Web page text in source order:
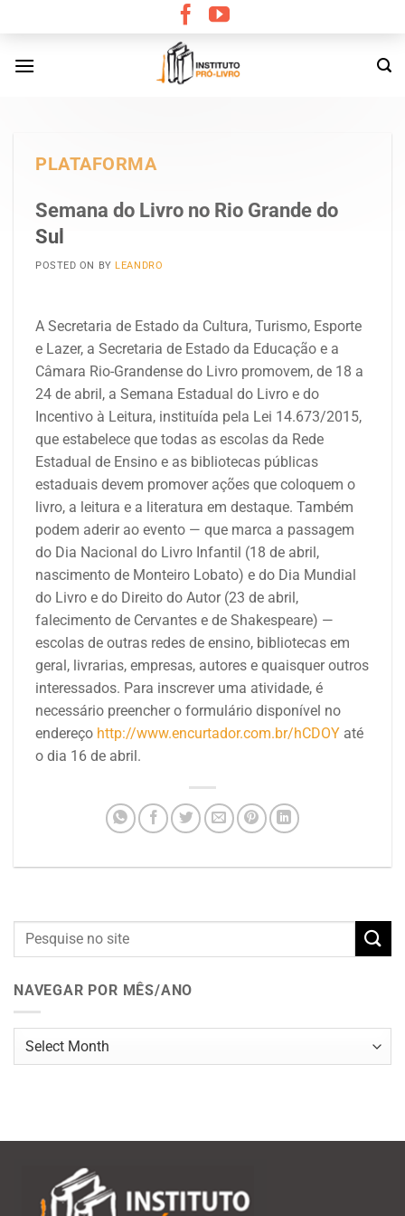
content
PLATAFORMA
Semana do Livro no Rio Grande do
Sul
POSTED ON BY LEANDRO
A Secretaria de Estado da Cultura, Turismo, Esporte
e Lazer, a Secretaria de Estado da Educação e a
Câmara Rio-Grandense do Livro promovem, de 18 a
24 de abril, a Semana Estadual do Livro e do
Incentivo à Leitura, instituída pela Lei 14.673/2015,
que estabelece que todas as escolas da Rede
Estadual de Ensino e as bibliotecas públicas
estaduais devem promover ações que coloquem o
livro, a leitura e a literatura em destaque. Também
podem aderir ao evento — que marca a passagem
do Dia Nacional do Livro Infantil (18 de abril,
nascimento de Monteiro Lobato) e do Dia Mundial
do Livro e do Direito do Autor (23 de abril,
falecimento de Cervantes e de Shakespeare) —
escolas de outras redes de ensino, bibliotecas em
geral, livrarias, empresas, autores e quaisquer outros
interessados. Para inscrever uma atividade, é
necessário preencher o formulário disponível no
endereço http://www.encurtador.com.br/hCDOY até
o dia 16 de abril.
NAVEGAR POR MÊS/ANO
Navegar